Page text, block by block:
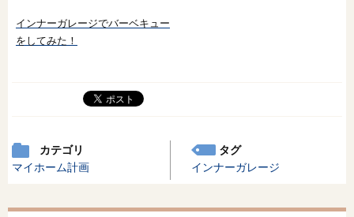
インナーガレージでバーベキュー
をしてみた！
カテゴリ
マイホーム計画
タグ
インナーガレージ